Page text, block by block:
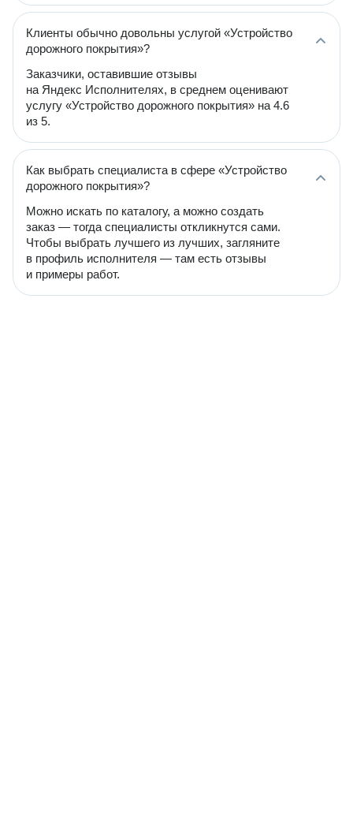
Клиенты обычно довольны услугой «Устройство
дорожного покрытия»?
Заказчики, оставившие отзывы
на Яндекс Исполнителях, в среднем оценивают
услугу «Устройство дорожного покрытия» на 4.6
из 5.
Как выбрать специалиста в сфере «Устройство
дорожного покрытия»?
Можно искать по каталогу, а можно создать
заказ — тогда специалисты откликнутся сами.
Чтобы выбрать лучшего из лучших, загляните
в профиль исполнителя — там есть отзывы
и примеры работ.